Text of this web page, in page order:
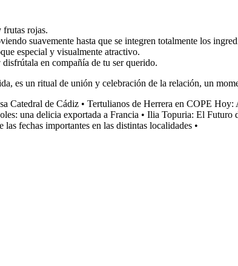
frutas rojas.
suavemente hasta que se integren totalmente los
especial y visualmente atractivo.
en compañía de tu ser querido.
es un ritual de unión y celebración de la relación, un
Catedral de Cádiz • Tertulianos de Herrera en COPE Hoy:
una delicia exportada a Francia • Ilia Topuria: El Futuro
fechas importantes en las distintas localidades •